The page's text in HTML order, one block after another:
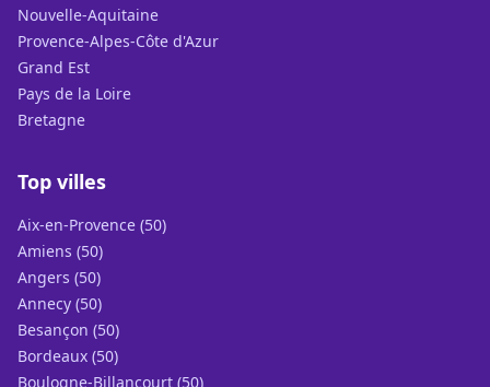
Nouvelle-Aquitaine
Provence-Alpes-Côte d'Azur
Grand Est
Pays de la Loire
Bretagne
Top villes
Aix-en-Provence (50)
Amiens (50)
Angers (50)
Annecy (50)
Besançon (50)
Bordeaux (50)
Boulogne-Billancourt (50)